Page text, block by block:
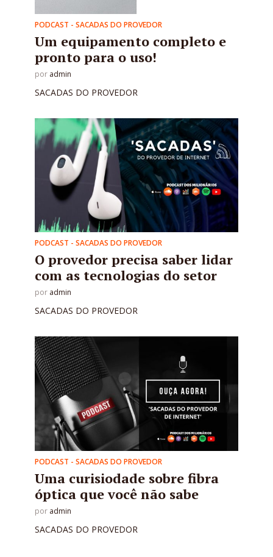
PODCAST - SACADAS DO PROVEDOR
Um equipamento completo e
pronto para o uso!
por admin
SACADAS DO PROVEDOR
PODCAST - SACADAS DO PROVEDOR
O provedor precisa saber lidar
com as tecnologias do setor
por admin
SACADAS DO PROVEDOR
PODCAST - SACADAS DO PROVEDOR
Uma curisiodade sobre fibra
óptica que você não sabe
por admin
SACADAS DO PROVEDOR